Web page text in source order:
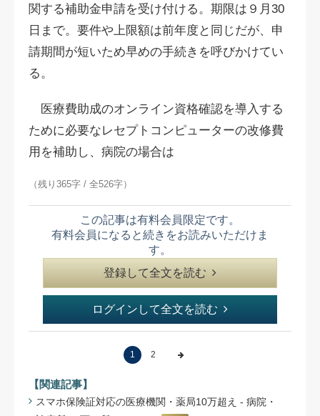
関する補助金申請を受け付ける。期限は９月30
日まで。要件や上限額は前年度と同じだが、申
請期間が短いため早めの手続きを呼びかけてい
る。
医療費助成のオンライン資格確認を導入する
ために必要なレセプトコンピューターの改修費
用を補助し、病院の場合は
（残り365字 / 全526字）
この記事は有料会員限定です。
有料会員になると続きをお読みいただけま
す。
登録して全文を読む
ログインして全文を読む
1 2
【関連記事】
スマホ保険証対応の医療機関・薬局10万超え - 病院・